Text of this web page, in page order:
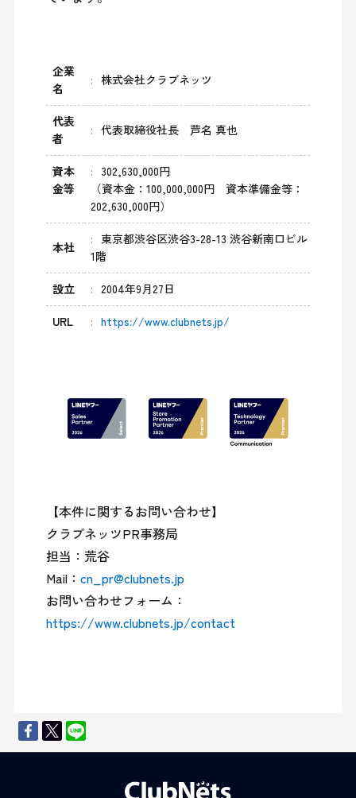
企業
名
株式会社クラブネッツ
代表
者
代表取締役社長 芦名 真也
資本
金等
302,630,000円
（資本金：100,000,000円 資本準備金等：
202,630,000円）
本社
東京都渋谷区渋谷3-28-13 渋谷新南口ビル
1階
設立 2004年9月27日
URL https://www.clubnets.jp/
【本件に関するお問い合わせ】
クラブネッツPR事務局
担当：荒谷
Mail： cn_pr@clubnets.jp
お問い合わせフォーム：
https://www.clubnets.jp/contact